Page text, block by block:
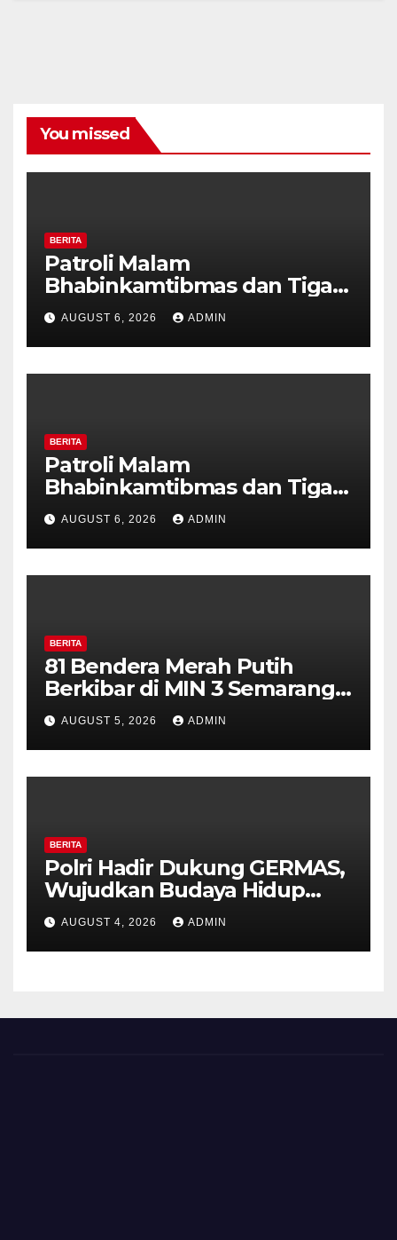
You missed
BERITA
Patroli Malam
Bhabinkamtibmas dan Tiga
Pilar Kelurahan Ungaran
Perkuat Kamtibmas, Warga
Diajak Aktifkan Ronda
AUGUST 6, 2026 ADMIN
BERITA
Patroli Malam
Bhabinkamtibmas dan Tiga
Pilar Kelurahan Ungaran
Perkuat Kamtibmas, Warga
Diajak Aktifkan Ronda
AUGUST 6, 2026 ADMIN
BERITA
81 Bendera Merah Putih
Berkibar di MIN 3 Semarang,
Bhabinkamtibmas Desa
Timpik Hadiri Peringatan
HUT ke-81 Kemerdekaan RI
AUGUST 5, 2026 ADMIN
BERITA
Polri Hadir Dukung GERMAS,
Wujudkan Budaya Hidup
Sehat di Kecamatan Pabelan
AUGUST 4, 2026 ADMIN